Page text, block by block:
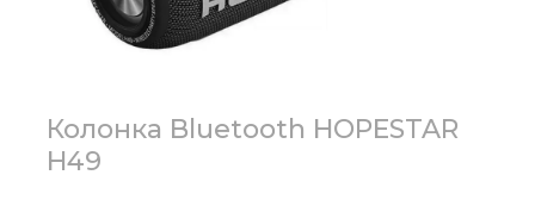
Колонка Bluetooth HOPESTAR
H49